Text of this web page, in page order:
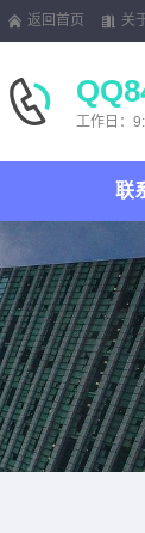
返回首页 关
工作日：
联